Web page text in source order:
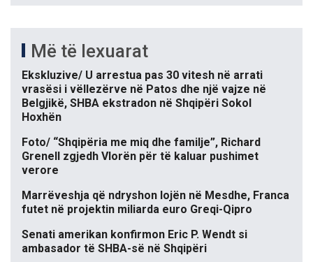
Më të lexuarat
Ekskluzive/ U arrestua pas 30 vitesh në arrati
vrasësi i vëllezërve në Patos dhe një vajze në
Belgjikë, SHBA ekstradon në Shqipëri Sokol
Hoxhën
Foto/ “Shqipëria me miq dhe familje”, Richard
Grenell zgjedh Vlorën për të kaluar pushimet
verore
Marrëveshja që ndryshon lojën në Mesdhe, Franca
futet në projektin miliarda euro Greqi-Qipro
Senati amerikan konfirmon Eric P. Wendt si
ambasador të SHBA-së në Shqipëri